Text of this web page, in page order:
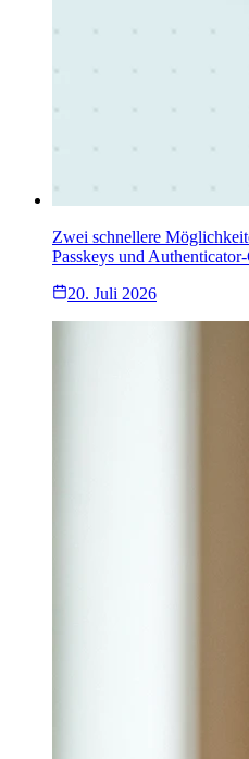
Zwei schnellere
Passkeys und
20. Juli 2026